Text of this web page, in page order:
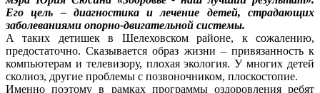
Его цель – диагностика и лечение детей, страдающих
заболеваниями опорно-двигательной системы.
А таких детишек в Шелеховском районе, к сожалению,
предостаточно. Сказывается образ жизни – привязанность к
компьютерам и телевизору, плохая экология. У многих детей
сколиоз, другие проблемы с позвоночником, плоскостопие.
Именно поэтому в рамках программы оздоровления ребят